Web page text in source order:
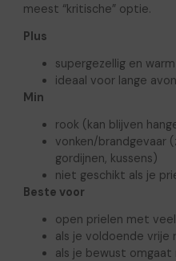
meest “kritische” optie.
Plus
supergezellig en
ideaal voor lange
Min
rook (kan blijven
vonken/brandgevaar
gordijnen, kussens)
niet geschikt als je
Beste voor
open prielen met
als je voldoende
als je bewust